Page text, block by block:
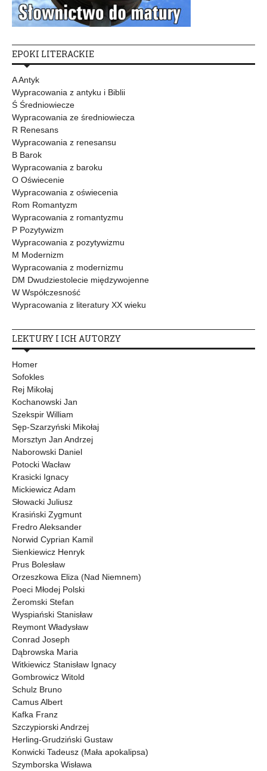
EPOKI LITERACKIE
A Antyk
Wypracowania z antyku i Biblii
Ś Średniowiecze
Wypracowania ze średniowiecza
R Renesans
Wypracowania z renesansu
B Barok
Wypracowania z baroku
O Oświecenie
Wypracowania z oświecenia
Rom Romantyzm
Wypracowania z romantyzmu
P Pozytywizm
Wypracowania z pozytywizmu
M Modernizm
Wypracowania z modernizmu
DM Dwudziestolecie międzywojenne
W Współczesność
Wypracowania z literatury XX wieku
LEKTURY I ICH AUTORZY
Homer
Sofokles
Rej Mikołaj
Kochanowski Jan
Szekspir William
Sęp-Szarzyński Mikołaj
Morsztyn Jan Andrzej
Naborowski Daniel
Potocki Wacław
Krasicki Ignacy
Mickiewicz Adam
Słowacki Juliusz
Krasiński Zygmunt
Fredro Aleksander
Norwid Cyprian Kamil
Sienkiewicz Henryk
Prus Bolesław
Orzeszkowa Eliza (Nad Niemnem)
Poeci Młodej Polski
Żeromski Stefan
Wyspiański Stanisław
Reymont Władysław
Conrad Joseph
Dąbrowska Maria
Witkiewicz Stanisław Ignacy
Gombrowicz Witold
Schulz Bruno
Camus Albert
Kafka Franz
Szczypiorski Andrzej
Herling-Grudziński Gustaw
Konwicki Tadeusz (Mała apokalipsa)
Szymborska Wisława